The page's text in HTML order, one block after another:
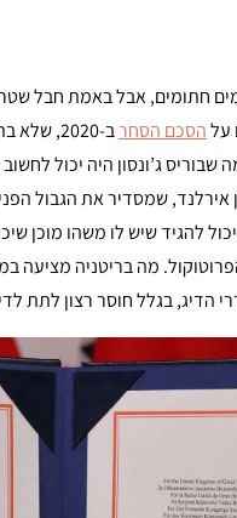
חתומים, אבל באמת חבל
הסכם הסחרב-2020, שלא בתום לב.
אירלנד, שמסדיר את הגבול
להגיד שיש לו משהו מוכן
מה בריטניה מציעה
הדיג, בגלל חוסר רצון לתת